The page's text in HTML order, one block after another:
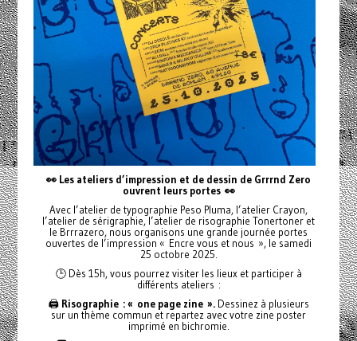
👀 Les ateliers d’impression et de dessin de Grrrnd Zero
ouvrent leurs portes 👀
Avec l’atelier de typographie Peso Pluma, l’atelier Crayon,
l’atelier de sérigraphie, l’atelier de risographie Tonertoner et
le Brrrazero, nous organisons une grande journée portes
ouvertes de l’impression « Encre vous et nous », le samedi
25 octobre 2025.
🕒 Dès 15h, vous pourrez visiter les lieux et participer à
différents ateliers :
🖨️ Risographie : « one page zine ».Dessinez à plusieurs
sur un thème commun et repartez avec votre zine poster
imprimé en bichromie.